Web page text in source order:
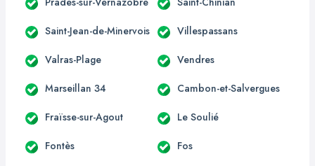
Saint-Jean-de-Minervois Villespassans
Valras-Plage Vendres
Marseillan 34 Cambon-et-Salvergues
Fraïsse-sur-Agout Le Soulié
Fontès Fos